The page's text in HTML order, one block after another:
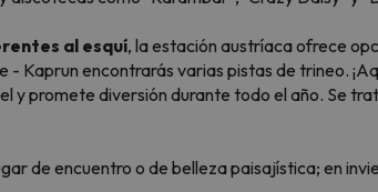
al esquí, la estación austríaca ofrece
Kaprun encontrarás varias pistas de trineo.
y promete diversión durante todo el año. Se
de encuentro o de belleza paisajística; en